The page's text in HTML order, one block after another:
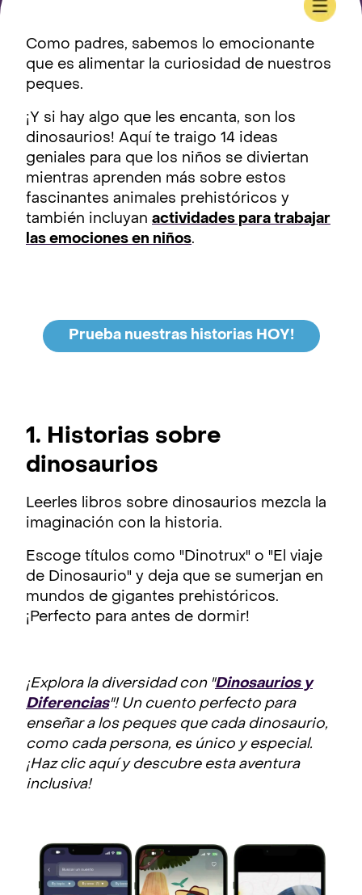
Como padres, sabemos lo emocionante
que es alimentar la curiosidad de nuestros
peques.
¡Y si hay algo que les encanta, son los
dinosaurios! Aquí te traigo 14 ideas
geniales para que los niños se diviertan
mientras aprenden más sobre estos
fascinantes animales prehistóricos y
también incluyan actividades para trabajar
las emociones en niños.
Prueba nuestras historias HOY!
1. Historias sobre
dinosaurios
Leerles libros sobre dinosaurios mezcla la
imaginación con la historia.
Escoge títulos como "Dinotrux" o "El viaje
de Dinosaurio" y deja que se sumerjan en
mundos de gigantes prehistóricos.
¡Perfecto para antes de dormir!
¡Explora la diversidad con "Dinosaurios y
Diferencias"! Un cuento perfecto para
enseñar a los peques que cada dinosaurio,
como cada persona, es único y especial.
¡Haz clic aquí y descubre esta aventura
inclusiva!